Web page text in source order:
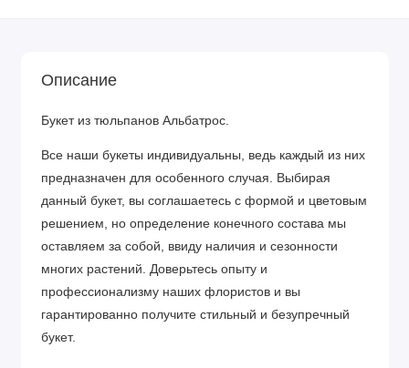
Описание
Букет из тюльпанов Альбатрос.
Все наши букеты индивидуальны, ведь каждый из них
предназначен для особенного случая. Выбирая
данный букет, вы соглашаетесь с формой и цветовым
решением, но определение конечного состава мы
оставляем за собой, ввиду наличия и сезонности
многих растений. Доверьтесь опыту и
профессионализму наших флористов и вы
гарантированно получите стильный и безупречный
букет.